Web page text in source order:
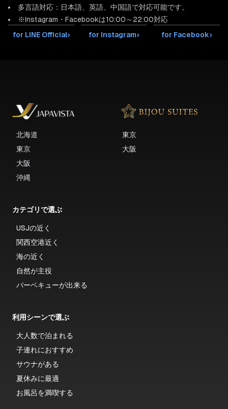
多言語対応：日本語、英語、中国語で対応可能です。
※Instagram・Facebookは10:00～22:00対応
for LINE Official› for Instagram› for Facebook›
北海道
東京
大阪
沖縄
東京
大阪
カテゴリで選ぶ
USJの近く
関西空港近く
海の近く
自然が主役
バーベキューが出来る
利用シーンで選ぶ
大人数で泊まれる
子連れにおすすめ
サウナがある
夏休みに最適
お風呂を満喫する